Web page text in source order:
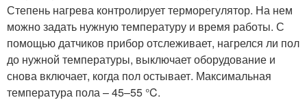
Степень нагрева контролирует терморегулятор. На нем
можно задать нужную температуру и время работы. С
помощью датчиков прибор отслеживает, нагрелся ли пол
до нужной температуры, выключает оборудование и
снова включает, когда пол остывает. Максимальная
температура пола – 45–55 °C.